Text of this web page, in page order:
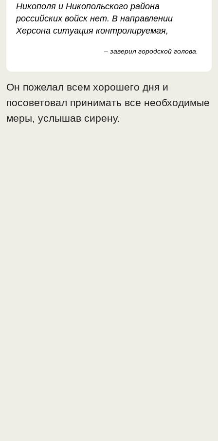
Никополя и Никопольского района
российских войск нет. В направлении
Херсона ситуация контролируемая,
– заверил городской голова
Он пожелал всем хорошего дня и
посоветовал принимать все необходимые
меры, услышав сирену.